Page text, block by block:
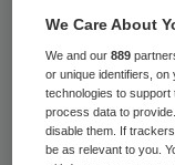
Rode Kruis.
plekken
organisatie.
2009 startte
We Care About
We and our889
or unique identifiers,
technologies to
process data to
disable them. If
be as relevant to you.